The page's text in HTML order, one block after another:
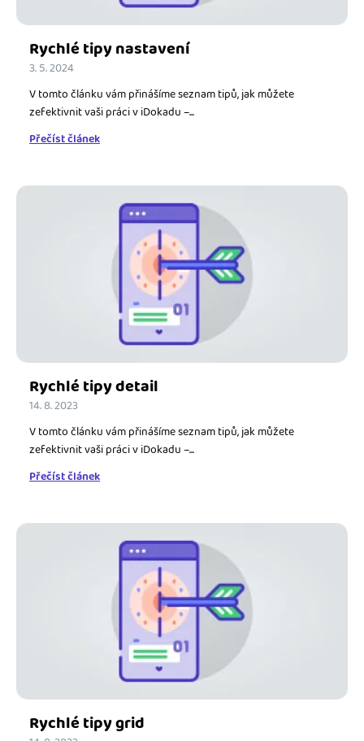
Rychlé tipy nastavení
3. 5. 2024
V tomto článku vám přinášíme seznam tipů, jak můžete
zefektivnit vaši práci v iDokadu –...
Přečíst článek
Rychlé tipy detail
14. 8. 2023
V tomto článku vám přinášíme seznam tipů, jak můžete
zefektivnit vaši práci v iDokadu –...
Přečíst článek
Rychlé tipy grid